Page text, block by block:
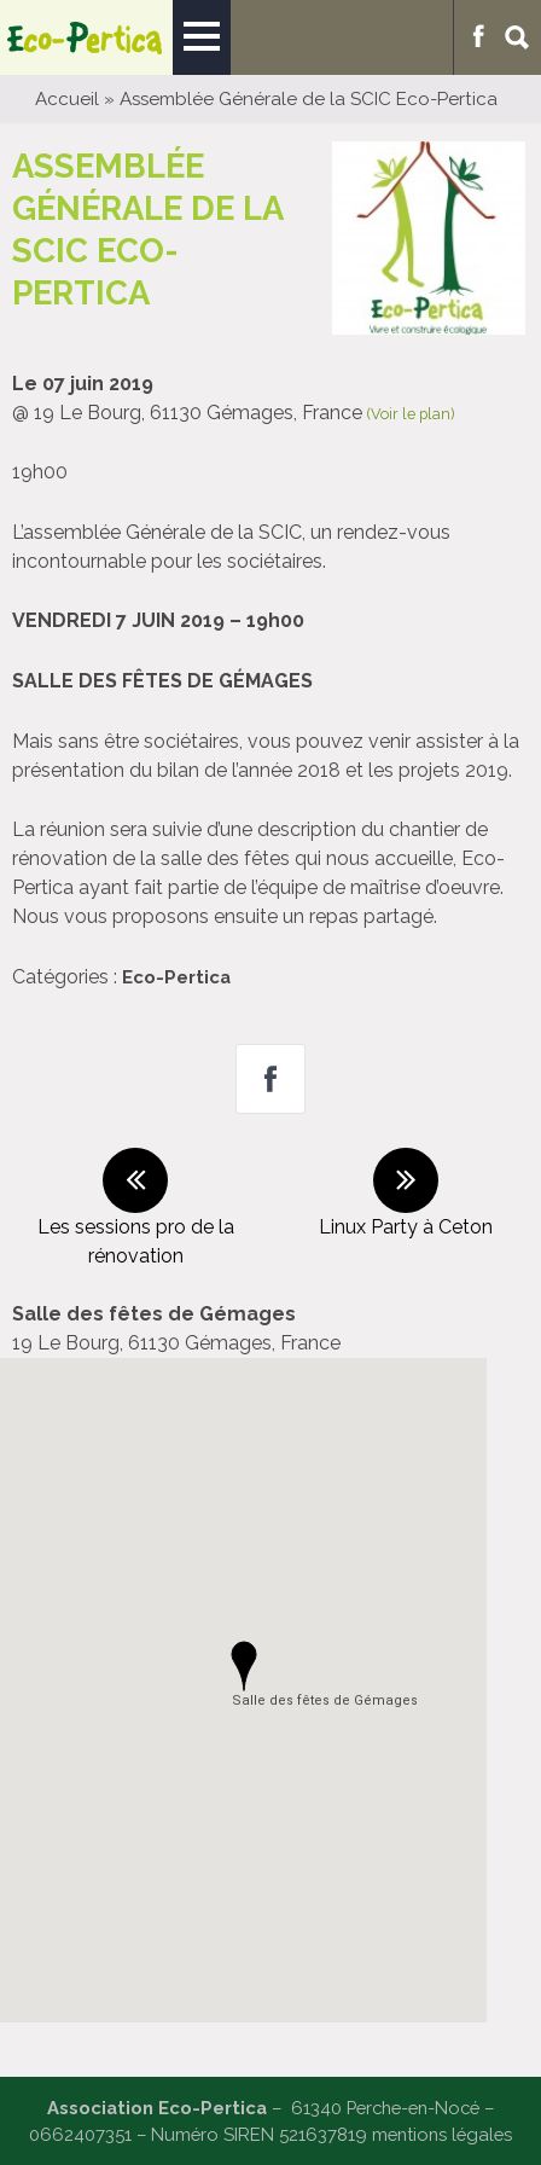
Accueil » Assemblée Générale de la SCIC Eco-Pertica
ASSEMBLÉE
GÉNÉRALE DE LA
SCIC ECO-
PERTICA
Le 07 juin 2019
@ 19 Le Bourg, 61130 Gémages, France (Voir le plan)
19h00
L’assemblée Générale de la SCIC, un rendez-vous
incontournable pour les sociétaires.
VENDREDI 7 JUIN 2019 – 19h00
SALLE DES FÊTES DE GÉMAGES
Mais sans être sociétaires, vous pouvez venir assister à la
présentation du bilan de l’année 2018 et les projets 2019.
La réunion sera suivie d’une description du chantier de
rénovation de la salle des fêtes qui nous accueille, Eco-
Pertica ayant fait partie de l’équipe de maîtrise d’oeuvre.
Nous vous proposons ensuite un repas partagé.
Catégories : Eco-Pertica
Les sessions pro de la
rénovation
Linux Party à Ceton
Salle des fêtes de Gémages
19 Le Bourg, 61130 Gémages, France
Salle des fêtes de Gémages
Association Eco-Pertica – 61340 Perche-en-Nocé –
0662407351 – Numéro SIREN 521637819 mentions légales